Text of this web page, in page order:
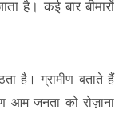
है। कई बार बीमारों
है। ग्रामीण बताते हैं
आम जनता को रोज़ाना